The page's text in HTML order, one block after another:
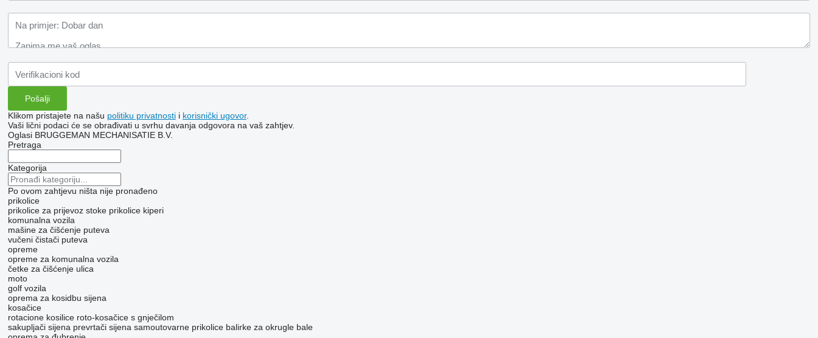
Klikom pristajete na našu politiku privatnostii korisnički ugovor.
Vaši lični podaci će se obrađivati ​​u svrhu davanja odgovora na vaš zahtjev.
Oglasi BRUGGEMAN MECHANISATIE B.V.
Pretraga
Kategorija
Po ovom zahtjevu ništa nije pronađeno
prikolice
prikolice za prijevoz stoke prikolice kiperi
komunalna vozila
mašine za čišćenje puteva
vučeni čistači puteva​
opreme
opreme za komunalna vozila
četke za čišćenje ulica
moto
golf vozila
oprema za kosidbu sijena
kosačice
rotacione kosilice roto-kosačice s gnječilom
sakupljači sijena prevrtači sijena samoutovarne prikolice balirke za okrugle bale